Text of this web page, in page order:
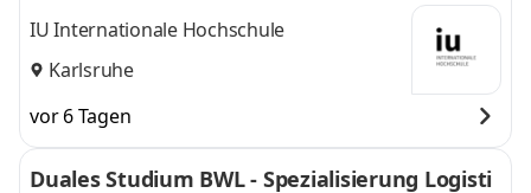
l
IU Internationale Hochschule
Karlsruhe
vor 6 Tagen
Duales Studium BWL - Spezialisierung Logisti